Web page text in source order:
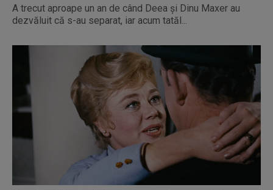
A trecut aproape un an de când Deea și Dinu Maxer au
dezvăluit că s-au separat, iar acum tatăl...